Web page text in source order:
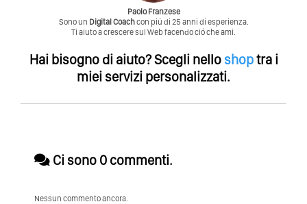
Paolo Franzese
Sono un Digital Coachcon piú di 25 anni di esperienza.
Ti aiuto a crescere sul Web facendo ció che ami.
Hai bisogno di aiuto?Scegli nello shoptra i
miei servizi personalizzati.
Ci sono 0 commenti.
Nessun commento ancora.